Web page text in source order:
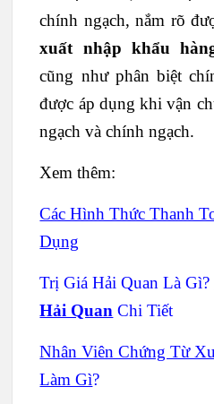
chính ngạch, nắm rõ
xuất nhập khẩu
cũng như phân biệt
được áp dụng khi vận
ngạch và chính ngạch.
Xem thêm:
Các Hình Thức Thanh
Dụng
Trị Giá Hải Quan Là Gì?
Hải Quan Chi Tiết
Nhân Viên Chứng Từ
Làm Gì?